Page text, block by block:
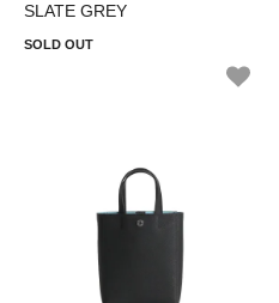
SLATE GREY
SOLD OUT